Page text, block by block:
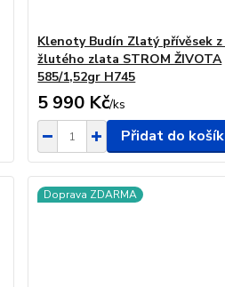
Klenoty Budín Zlatý přívěsek
žlutého zlata STROM ŽIVOTA
585/1,52gr H745
5 990 Kč/ks
Přidat do
Doprava ZDARMA